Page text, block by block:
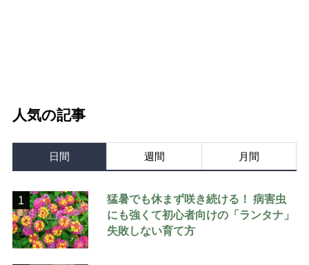
人気の記事
日間 週間 月間
1
猛暑でも休まず咲き続ける！ 病害虫
にも強くて初心者向けの「ランタナ」
失敗しない育て方